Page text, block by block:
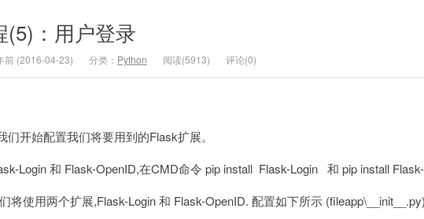
(5)：用户登录
前 (2016-04-23) 分类： Python 阅读(5913) 评论(0)
们开始配置我们将要用到的Flask扩展。
Login 和 Flask-OpenID,在CMD命令 pip install Flask-Login 和 pip install
将使用两个扩展,Flask-Login 和 Flask-OpenID. 配置如下所示